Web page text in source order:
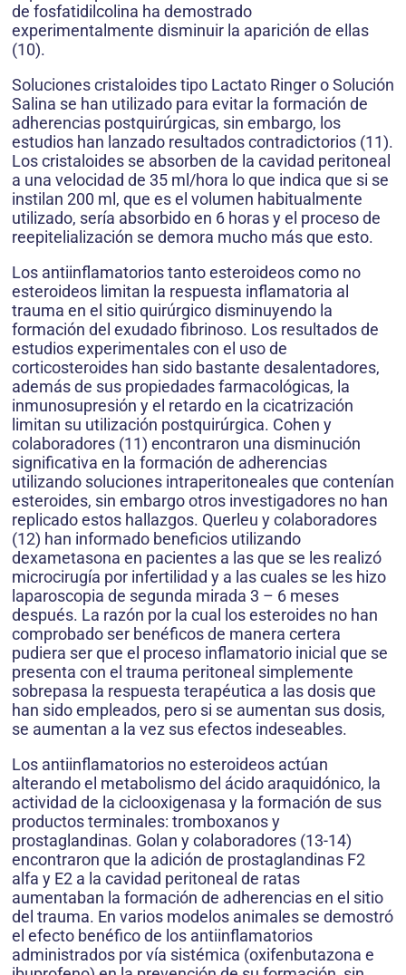
de fosfatidilcolina ha demostrado
experimentalmente disminuir la aparición de ellas
(10).
Soluciones cristaloides tipo Lactato Ringer o Solución
Salina se han utilizado para evitar la formación de
adherencias postquirúrgicas, sin embargo, los
estudios han lanzado resultados contradictorios (11).
Los cristaloides se absorben de la cavidad peritoneal
a una velocidad de 35 ml/hora lo que indica que si se
instilan 200 ml, que es el volumen habitualmente
utilizado, sería absorbido en 6 horas y el proceso de
reepitelialización se demora mucho más que esto.
Los antiinflamatorios tanto esteroideos como no
esteroideos limitan la respuesta inflamatoria al
trauma en el sitio quirúrgico disminuyendo la
formación del exudado fibrinoso. Los resultados de
estudios experimentales con el uso de
corticosteroides han sido bastante desalentadores,
además de sus propiedades farmacológicas, la
inmunosupresión y el retardo en la cicatrización
limitan su utilización postquirúrgica. Cohen y
colaboradores (11) encontraron una disminución
significativa en la formación de adherencias
utilizando soluciones intraperitoneales que contenían
esteroides, sin embargo otros investigadores no han
replicado estos hallazgos. Querleu y colaboradores
(12) han informado beneficios utilizando
dexametasona en pacientes a las que se les realizó
microcirugía por infertilidad y a las cuales se les hizo
laparoscopia de segunda mirada 3 – 6 meses
después. La razón por la cual los esteroides no han
comprobado ser benéficos de manera certera
pudiera ser que el proceso inflamatorio inicial que se
presenta con el trauma peritoneal simplemente
sobrepasa la respuesta terapéutica a las dosis que
han sido empleados, pero si se aumentan sus dosis,
se aumentan a la vez sus efectos indeseables.
Los antiinflamatorios no esteroideos actúan
alterando el metabolismo del ácido araquidónico, la
actividad de la ciclooxigenasa y la formación de sus
productos terminales: tromboxanos y
prostaglandinas. Golan y colaboradores (13-14)
encontraron que la adición de prostaglandinas F2
alfa y E2 a la cavidad peritoneal de ratas
aumentaban la formación de adherencias en el sitio
del trauma. En varios modelos animales se demostró
el efecto benéfico de los antiinflamatorios
administrados por vía sistémica (oxifenbutazona e